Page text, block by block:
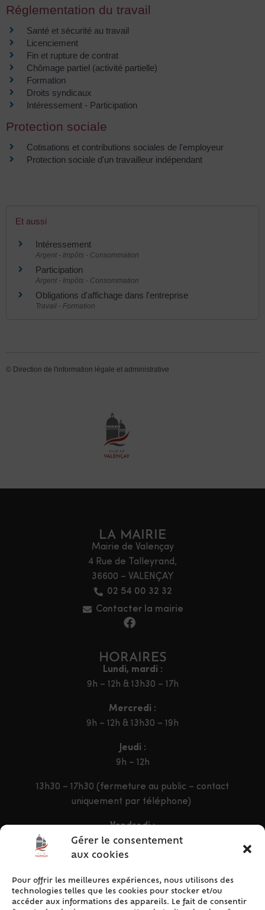
Gérer le consentement
aux cookies
Pour offrir les meilleures expériences, nous utilisons des
technologies telles que les cookies pour stocker et/ou
accéder aux informations des appareils. Le fait de consentir
Réglementation du travail
Santé et sécurité au travail
Licenciement
Fin et rupture de contrat
Chômage partiel (activité partielle)
Formation
Droits syndicaux
Intéressement - Participation
Protection sociale
Cotisations et contributions sociales de l'employeur
Protection sociale d'un travailleur indépendant
Et aussi
Intéressement
Argent - Impôts - Consommation
Participation
Argent - Impôts - Consommation
Obligations d'affichage dans l'entreprise
Travail - Formation
© Direction de l'information légale et administrative
LA MAIRIE
Mairie de Valençay
4 Rue de Talleyrand,
36600 – VALENÇAY
02 54 00 32 32
Contacter la mairie
HORAIRES
Lundi, mardi :
9h – 12h & 13h30 – 17h
Mercredi :
9h – 12h & 13h30 – 19h
Jeudi :
9h – 12h
13h30 – 17h30 (fermeture au public – contact
uniquement par téléphone)
Vendredi :
9h – 12h & 13h30 – 16h30
ACCÈS RAPIDE
Accueil